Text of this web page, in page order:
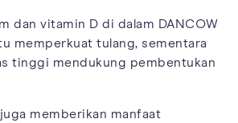
dan vitamin D di dalam DANCOW
memperkuat tulang, sementara
tinggi mendukung pembentukan
memberikan manfaat